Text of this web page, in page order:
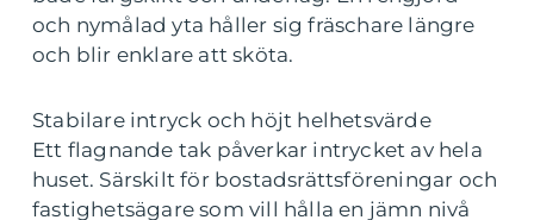
och nymålad yta håller sig fräschare längre
och blir enklare att sköta.
Stabilare intryck och höjt helhetsvärde
Ett flagnande tak påverkar intrycket av hela
huset. Särskilt för bostadsrättsföreningar och
fastighetsägare som vill hålla en jämn nivå